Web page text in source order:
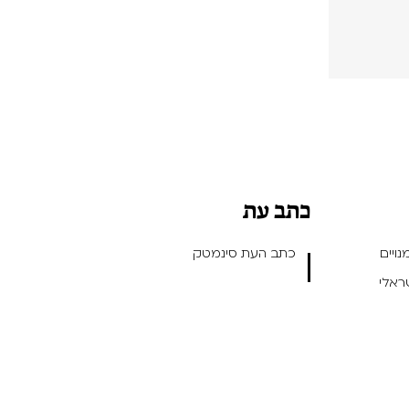
כתב עת
כתב העת סינמטק